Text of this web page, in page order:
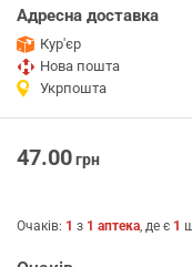
Адресна доставка
Кур'єр
Нова пошта
Укрпошта
47.00грн
Очаків: 1 з 1 аптека, де є 1